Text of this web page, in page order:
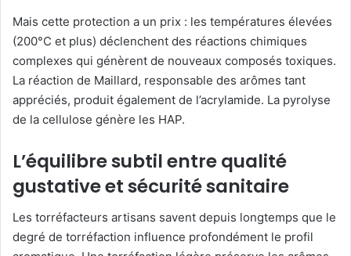
Mais cette protection a un prix : les températures élevées
(200°C et plus) déclenchent des réactions chimiques
complexes qui génèrent de nouveaux composés toxiques.
La réaction de Maillard, responsable des arômes tant
appréciés, produit également de l’acrylamide. La pyrolyse
de la cellulose génère les HAP.
L’équilibre subtil entre qualité
gustative et sécurité sanitaire
Les torréfacteurs artisans savent depuis longtemps que le
degré de torréfaction influence profondément le profil